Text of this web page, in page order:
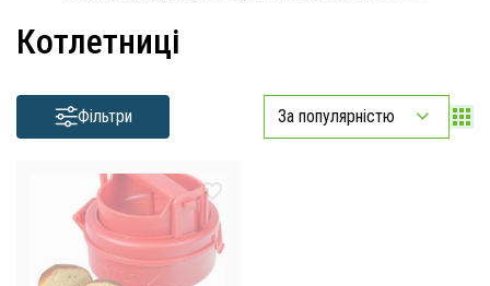
Котлетниці
Фільтри За популярністю